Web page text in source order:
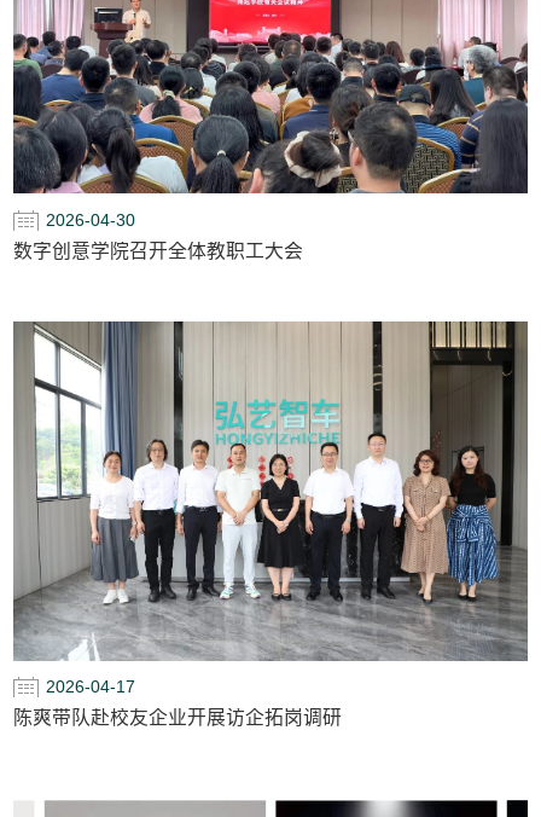
2026-04-30
数字创意学院召开全体教职工大会
2026-04-17
陈爽带队赴校友企业开展访企拓岗调研